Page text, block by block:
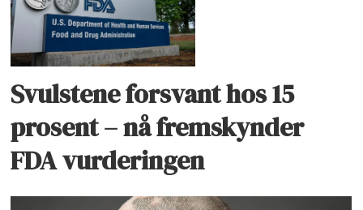
Svulstene forsvant hos 15
prosent – nå fremskynder
FDA vurderingen